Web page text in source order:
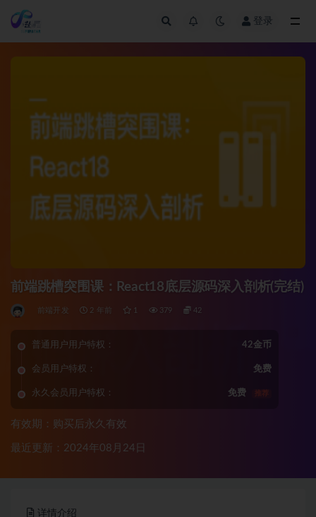
登录
前端跳槽突围课：React18底层源码深入剖析(完结)
前端开发 2 年前 1 379 42
普通用户用户特权： 42金币
会员用户特权： 免费
永久会员用户特权： 免费 推荐
有效期：购买后永久有效
最近更新：2024年08月24日
详情介绍